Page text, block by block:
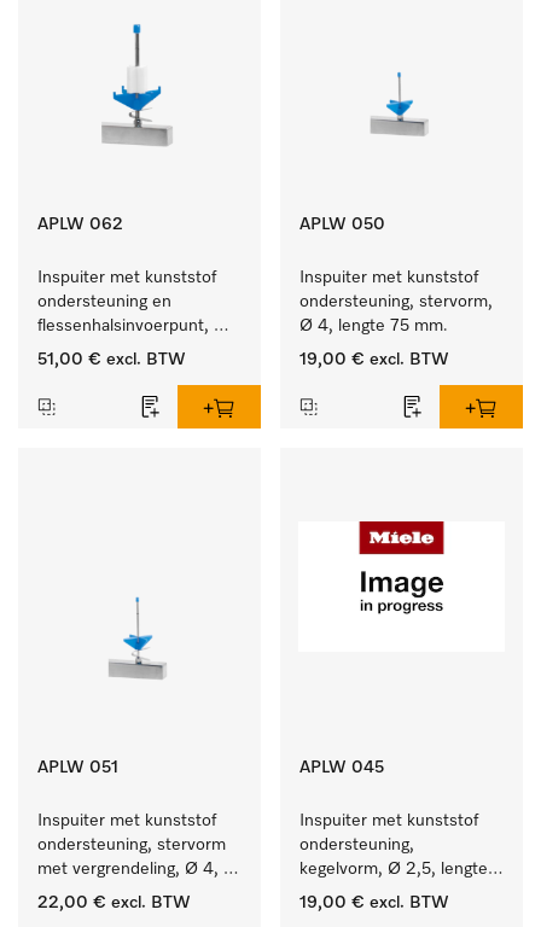
APLW 062
Inspuiter met kunststof
ondersteuning en
flessenhalsinvoerpunt,
ster, Ø 6, lengte 135 mm.
51,00 € excl. BTW
APLW 050
Inspuiter met kunststof
ondersteuning, stervorm,
Ø 4, lengte 75 mm.
19,00 € excl. BTW
APLW 051
Inspuiter met kunststof
ondersteuning, stervorm
met vergrendeling, Ø 4,
lengte 110 mm.
22,00 € excl. BTW
APLW 045
Inspuiter met kunststof
ondersteuning,
kegelvorm, Ø 2,5, lengte
80 mm.
19,00 € excl. BTW